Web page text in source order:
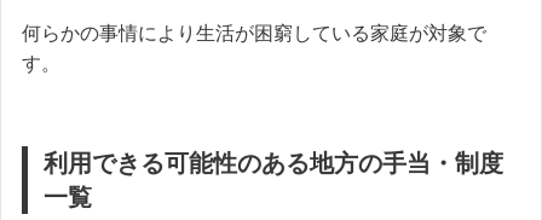
何らかの事情により生活が困窮している家庭が対象で
す。
利用できる可能性のある地方の手当・制度
一覧